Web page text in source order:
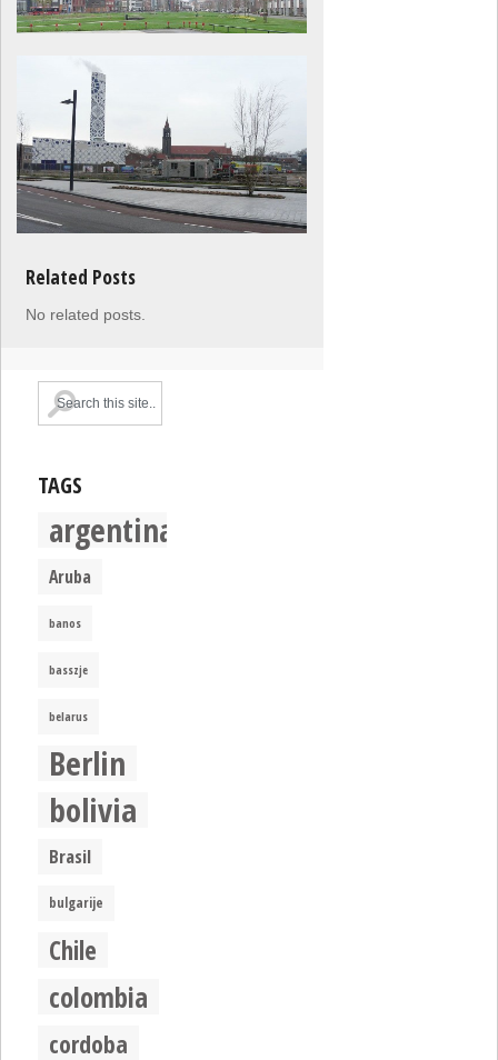
Related Posts
No related posts.
TAGS
argentina
Aruba
banos
basszje
belarus
Berlin
bolivia
Brasil
bulgarije
Chile
colombia
cordoba